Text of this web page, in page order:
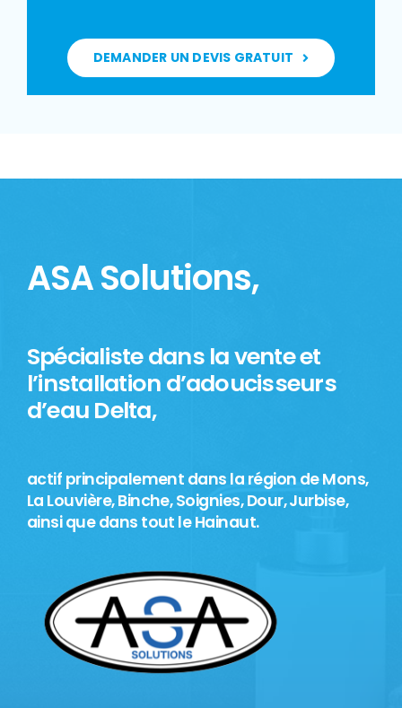
DEMANDER UN DEVIS GRATUIT
ASA Solutions,
Spécialiste dans la vente et
l’installation d’adoucisseurs
d’eau Delta,
actif principalement dans la région de Mons,
La Louvière, Binche, Soignies, Dour, Jurbise,
ainsi que dans tout le Hainaut.